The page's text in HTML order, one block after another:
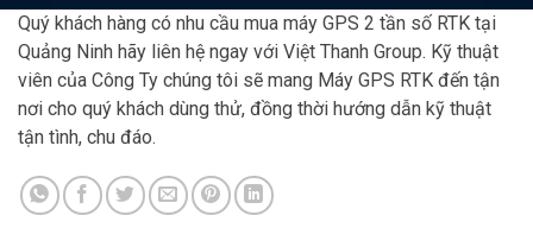
Quý khách hàng có nhu cầu mua máy GPS 2 tần số RTK tại
Quảng Ninh hãy liên hệ ngay với Việt Thanh Group. Kỹ thuật
viên của Công Ty chúng tôi sẽ mang Máy GPS RTK đến tận
nơi cho quý khách dùng thử, đồng thời hướng dẫn kỹ thuật
tận tình, chu đáo.